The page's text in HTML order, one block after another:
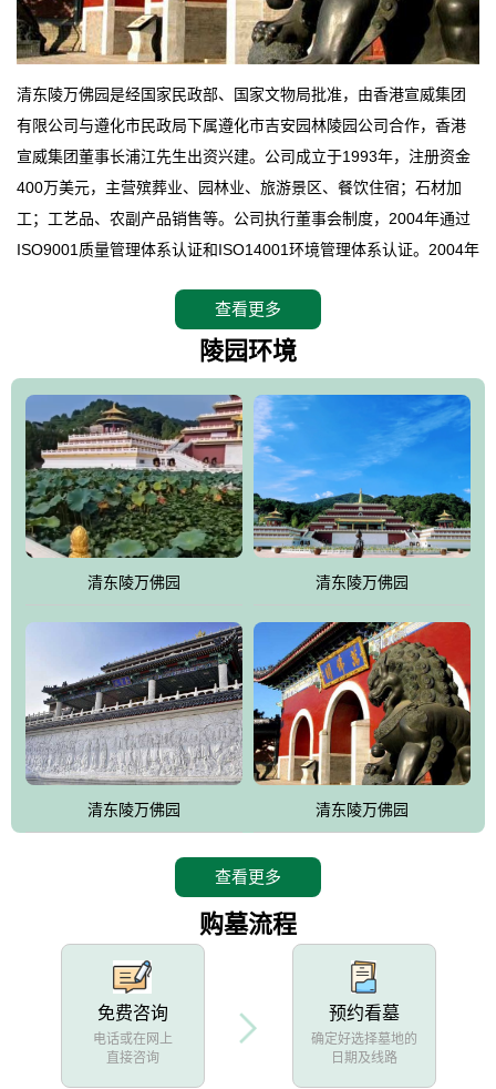
清东陵万佛园是经国家民政部、国家文物局批准，由香港宣威集团
有限公司与遵化市民政局下属遵化市吉安园林陵园公司合作，香港
宣威集团董事长浦江先生出资兴建。公司成立于1993年，注册资金
400万美元，主营殡葬业、园林业、旅游景区、餐饮住宿；石材加
工；工艺品、农副产品销售等。公司执行董事会制度，2004年通过
ISO9001质量管理体系认证和ISO14001环境管理体系认证。2004年
拥有4A级旅游区头衔的花园式陵园，园内建有四星级酒店一座。
万佛园位于遵化市境内，座落在世界文化遗产清东陵地形墙内，地
形绝佳，地理位置优越，交通便利。公司以“建设全国顶级人生后花
园、打造佛教精品旅游圣地”为目标，以海外归侨、国内外知名人士
的墓地安葬、祭祀吊亡并结合旅游参观构成其主要使用功能；以苍
郁绚丽、优雅宜人的园林景观构成其外部形象。通过墓园建设与造
园手法相结合的默契操作，建成一处特色鲜明、服务周全、环境优
美、民族风格突出，与周边文物古迹交相呼应的极具吸引力的花园
式园林。
万佛园工程一期占地448亩，目前完成投资近12亿元人民币，园区采
用全仿古式建筑，寻求与世界文化遗产地清东陵的和谐统一，在园
区建设中寻求陵园建设与景区建设的有机融合，充分发挥独一无二
的地形优势，打造现代艺术园林，建设旅游景观、寺庙、酒店等综
合服务设施，服务于陵园经营，使企业的多元化经营项目相互依
托、相互促进，园区绿化覆盖率达90%。
设计建造各种墓地墓位3万个；主体建筑金宝塔，墓位容量8万个，
能适应不同消费阶层的需求，为客户提供墓碑设计制作服务、特色
查看更多
陵园环境
清东陵万佛园 清东陵万佛园
清东陵万佛园 清东陵万佛园
查看更多
购墓流程
免费咨询
电话或在网上
直接咨询
预约看墓
确定好选择墓地的
日期及线路